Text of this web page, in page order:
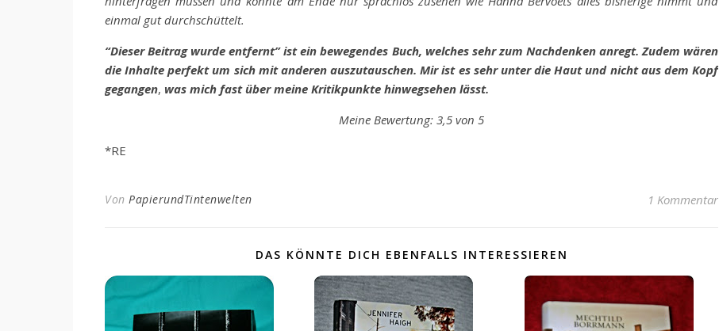
einmal gut durchschüttelt.
“Dieser Beitrag wurde entfernt” ist ein bewegendes Buch, welches sehr zum Nachdenken anregt. Zudem wären
die Inhalte perfekt um sich mit anderen auszutauschen. Mir ist es sehr unter die Haut und nicht aus dem Kopf
gegangen, was mich fast über meine Kritikpunkte hinwegsehen lässt.
Meine Bewertung: 3,5 von 5
*RE
Von PapierundTintenwelten 1 Kommentar
DAS KÖNNTE DICH EBENFALLS INTERESSIEREN